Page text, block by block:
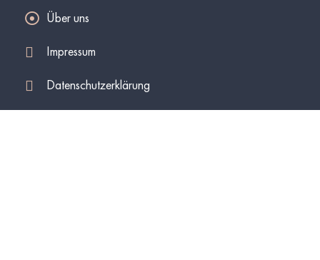
Über uns
Impressum
Datenschutzerklärung